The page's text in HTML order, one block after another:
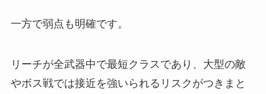
一方で弱点も明確です。
リーチが全武器中で最短クラスであり、大型の敵
やボス戦では接近を強いられるリスクがつきまと